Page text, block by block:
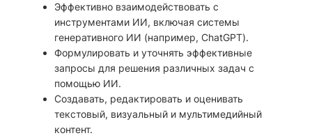
Эффективно взаимодействовать с
инструментами ИИ, включая системы
генеративного ИИ (например, ChatGPT).
Формулировать и уточнять эффективные
запросы для решения различных задач с
помощью ИИ.
Создавать, редактировать и оценивать
текстовый, визуальный и мультимедийный
контент.